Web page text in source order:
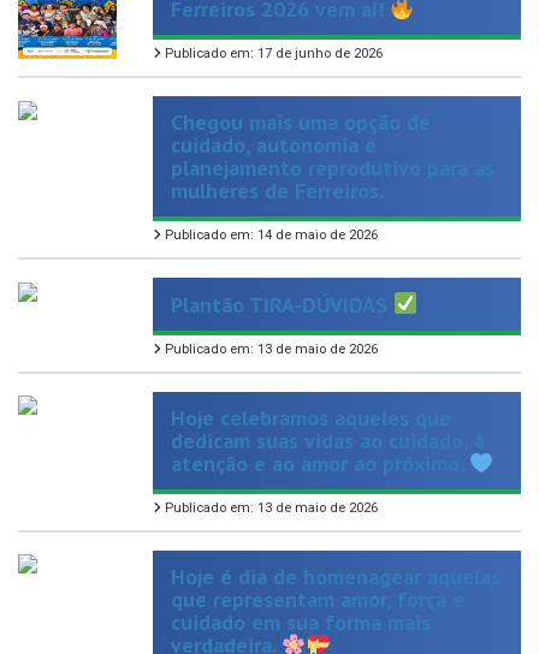
Publicado em: 17 de junho de 2026
Chegou mais uma opção de
cuidado, autonomia e
planejamento reprodutivo para as
mulheres de Ferreiros.
Publicado em: 14 de maio de 2026
Plantão TIRA-DÚVIDAS
Publicado em: 13 de maio de 2026
Hoje celebramos aqueles que
dedicam suas vidas ao cuidado, à
atenção e ao amor ao próximo.
Publicado em: 13 de maio de 2026
Hoje é dia de homenagear aquelas
que representam amor, força e
cuidado em sua forma mais
verdadeira.
Publicado em: 11 de maio de 2026